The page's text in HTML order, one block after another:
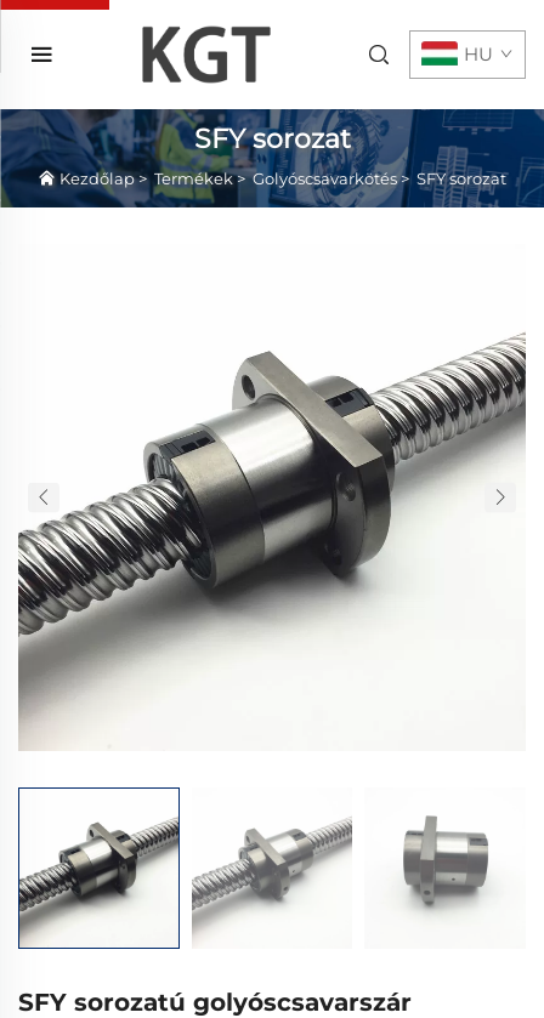
HU
SFY sorozat
Kezdőlap> Termékek>Golyóscsavarkötés> SFY sorozat
SFY sorozatú golyóscsavarszár